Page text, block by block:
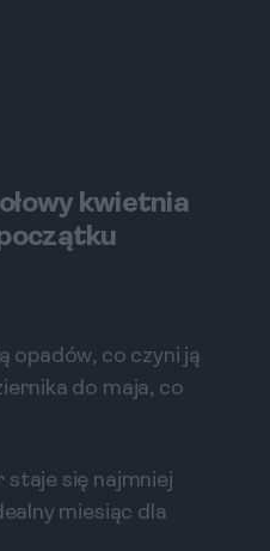
kwietnia
opadów, co czyni ją
do maja, co
staje się najmniej
miesiąc dla